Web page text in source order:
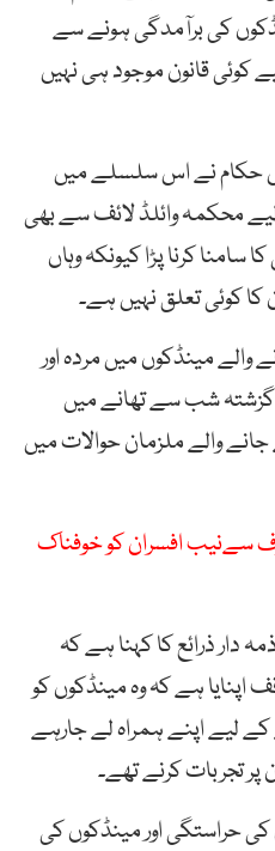
کی برآمدگی ہونے سے
کوئی قانون موجود ہی نہیں
حکام نے اس سلسلے میں
محکمہ وائلڈ لائف سے بھی
کرنا پڑا کیونکہ وہاں
کوئی تعلق نہیں ہے۔
مینڈکوں میں مردہ اور
گزشتہ شب سے تھانے میں
والے ملزمان حوالات میں
سےنیب افسران کو خوفناک
دار ذرائع کا کہنا ہے کہ
ہے کہ وہ مینڈکوں کو
کے لیے اپنے ہمراہ لے جارہے
تجربات کرنے تھے۔
حراستگی اور مینڈکوں کی